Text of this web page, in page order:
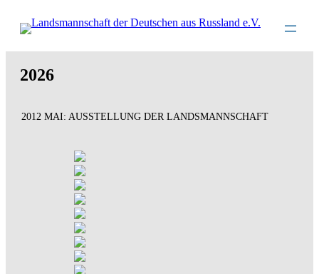
zum
Inhalt
wechseln
2026
2012 MAI: AUSSTELLUNG DER LANDSMANNSCHAFT